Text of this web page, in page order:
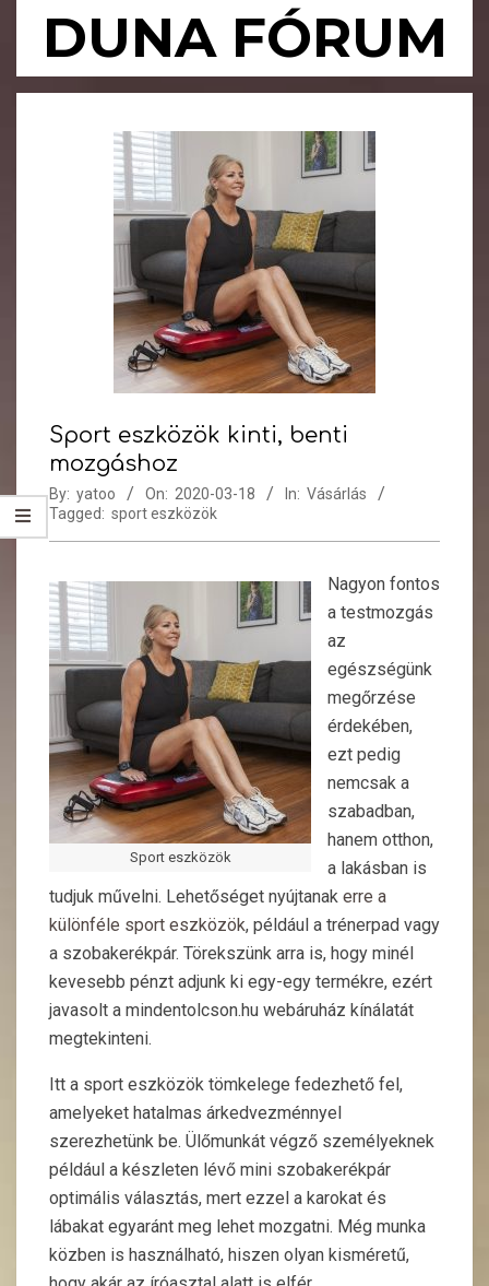
DUNA FÓRUM
Primary
Sport eszközök kinti, benti
mozgáshoz
By: yatoo On: 2020-03-18 In: Vásárlás
Tagged: sport eszközök
Sport eszközök
Nagyon fontos
a testmozgás
az
egészségünk
megőrzése
érdekében,
ezt pedig
nemcsak a
szabadban,
hanem otthon,
a lakásban is
tudjuk művelni. Lehetőséget nyújtanak erre a
különféle sport eszközök, például a trénerpad vagy
a szobakerékpár. Törekszünk arra is, hogy minél
kevesebb pénzt adjunk ki egy-egy termékre, ezért
javasolt a mindentolcson.hu webáruház kínálatát
megtekinteni.
Itt a sport eszközök tömkelege fedezhető fel,
amelyeket hatalmas árkedvezménnyel
szerezhetünk be. Ülőmunkát végző személyeknek
például a készleten lévő mini szobakerékpár
optimális választás, mert ezzel a karokat és
lábakat egyaránt meg lehet mozgatni. Még munka
közben is használható, hiszen olyan kisméretű,